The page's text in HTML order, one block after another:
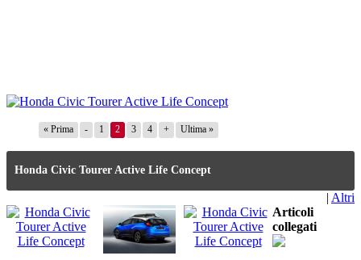
« Prima - 1 2 3 4 + Ultima »
Honda Civic Tourer Active Life Concept
| Altri
Articoli
collegati